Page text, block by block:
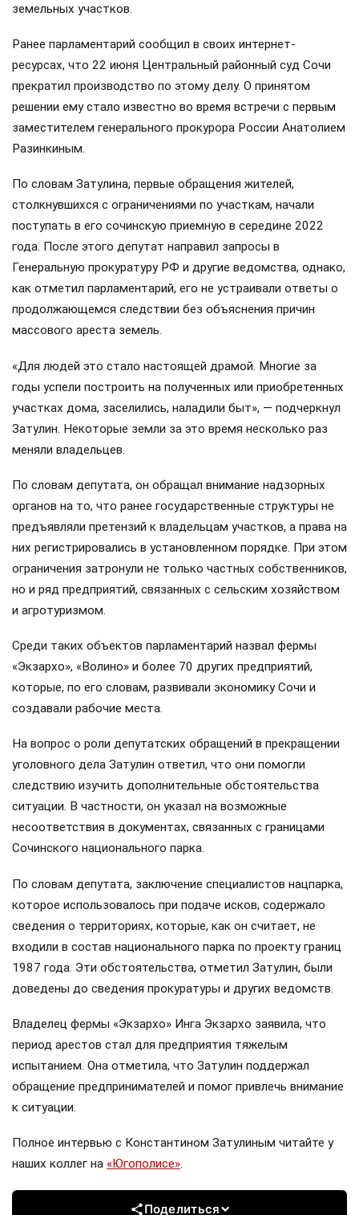
земельных участков.
Ранее парламентарий сообщил в своих интернет-
ресурсах, что 22 июня Центральный районный суд Сочи
прекратил производство по этому делу. О принятом
решении ему стало известно во время встречи с первым
заместителем генерального прокурора России Анатолием
Разинкиным.
По словам Затулина, первые обращения жителей,
столкнувшихся с ограничениями по участкам, начали
поступать в его сочинскую приемную в середине 2022
года. После этого депутат направил запросы в
Генеральную прокуратуру РФ и другие ведомства, однако,
как отметил парламентарий, его не устраивали ответы о
продолжающемся следствии без объяснения причин
массового ареста земель.
«Для людей это стало настоящей драмой. Многие за
годы успели построить на полученных или приобретенных
участках дома, заселились, наладили быт», — подчеркнул
Затулин. Некоторые земли за это время несколько раз
меняли владельцев.
По словам депутата, он обращал внимание надзорных
органов на то, что ранее государственные структуры не
предъявляли претензий к владельцам участков, а права на
них регистрировались в установленном порядке. При этом
ограничения затронули не только частных собственников,
но и ряд предприятий, связанных с сельским хозяйством
и агротуризмом.
Среди таких объектов парламентарий назвал фермы
«Экзархо», «Волино» и более 70 других предприятий,
которые, по его словам, развивали экономику Сочи и
создавали рабочие места.
На вопрос о роли депутатских обращений в прекращении
уголовного дела Затулин ответил, что они помогли
следствию изучить дополнительные обстоятельства
ситуации. В частности, он указал на возможные
несоответствия в документах, связанных с границами
Сочинского национального парка.
По словам депутата, заключение специалистов нацпарка,
которое использовалось при подаче исков, содержало
сведения о территориях, которые, как он считает, не
входили в состав национального парка по проекту границ
1987 года. Эти обстоятельства, отметил Затулин, были
доведены до сведения прокуратуры и других ведомств.
Владелец фермы «Экзархо» Инга Экзархо заявила, что
период арестов стал для предприятия тяжелым
испытанием. Она отметила, что Затулин поддержал
обращение предпринимателей и помог привлечь внимание
к ситуации.
Полное интервью с Константином Затулиным читайте у
наших коллег на «Югополисе».
Поделиться